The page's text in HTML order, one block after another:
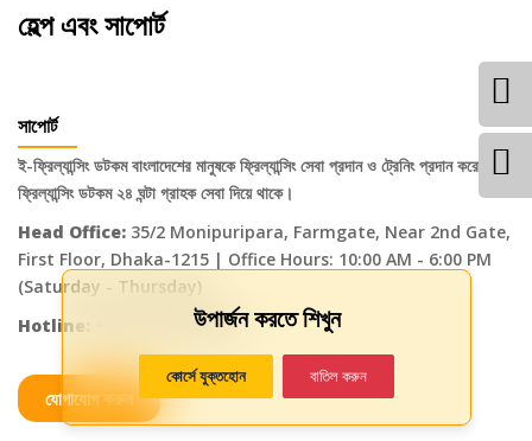
হেল্প এবং সাপোর্ট
সাপোর্ট
ই-ফ্রিল্যান্সিং ডটকম বাংলাদেশের মানুষকে ফ্রিল্যান্সিং সেবা প্রদান ও ট্রেনিং প্রদান করে। ই-
ফ্রিল্যান্সিং ডটকম ২৪ ঘন্টা গ্রাহক সেবা দিয়ে থাকে।
Head Office: 35/2 Monipuripara, Farmgate, Near 2nd Gate,
First Floor, Dhaka-1215 | Office Hours: 10:00 AM - 6:00 PM
(Saturday - Thursday)
Hotline:
+8801716-648499
যোগাযোগ করুন
উপার্জন করতে শিখুন
কোর্সে যুক্তহোন বাতিল করুন